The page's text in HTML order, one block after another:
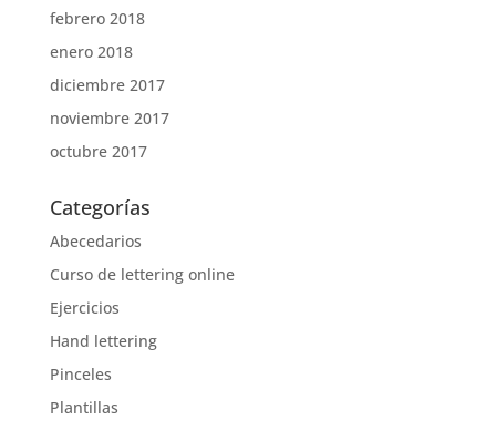
febrero 2018
enero 2018
diciembre 2017
noviembre 2017
octubre 2017
Categorías
Abecedarios
Curso de lettering online
Ejercicios
Hand lettering
Pinceles
Plantillas